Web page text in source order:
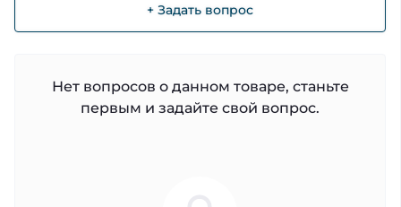
+ Задать вопрос
Нет вопросов о данном товаре, станьте
первым и задайте свой вопрос.